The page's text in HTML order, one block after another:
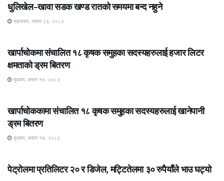
धुलिखेल–खावा सडक खण्ड रातको समयमा बन्द नहुने
मङ्लबार, असार २३, २०८३
खार्पाचोकमा संचालित १८ कृषक समुहका सदस्यहरुलाई हजार लिटर
क्षमताको ड्रम बितरण
बुधबार, असार १७, २०८३
खार्पाचोककामा संचालित १८ कृषक समुहका सदस्यहरुलाई खानेपानी
ड्रम बितरण
बुधबार, असार १७, २०८३
पेट्रोलमा प्रतिलिटर २० र डिजेल, मट्टितेलमा ३० रुपैयाँले भाउ घट्यो